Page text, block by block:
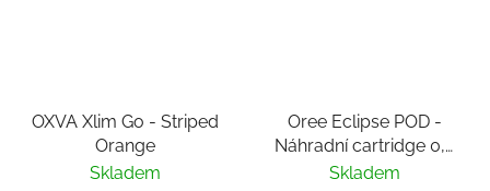
OXVA Xlim Go - Striped
Orange
Skladem
Oree Eclipse POD -
Náhradní cartridge 0,6
Ω
Skladem